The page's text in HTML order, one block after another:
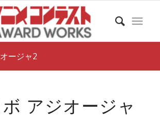
ージャ2
アジオージャ